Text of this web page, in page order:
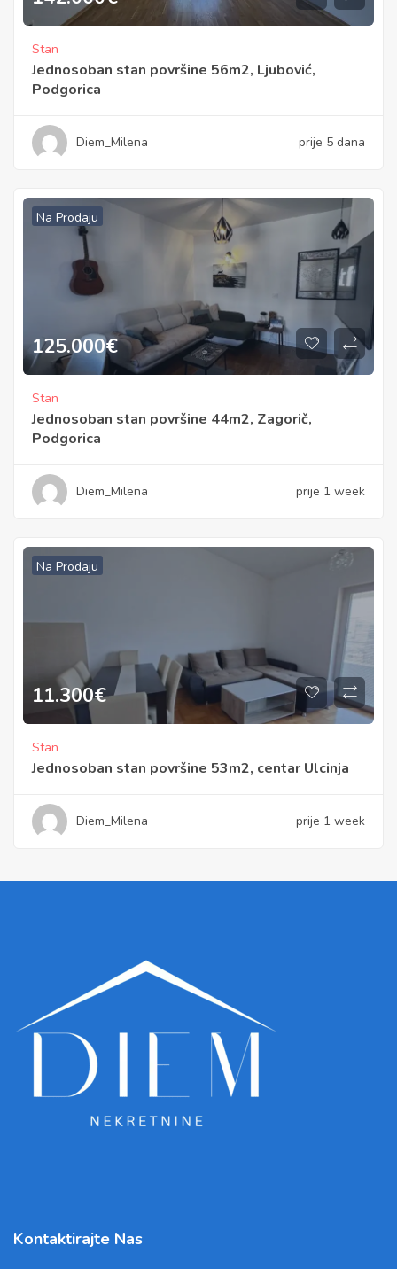
Stan
Jednosoban stan površine 56m2, Ljubović,
Podgorica
Diem_Milena prije 5 dana
Na Prodaju
125.000€
Stan
Jednosoban stan površine 44m2, Zagorič,
Podgorica
Diem_Milena prije 1 week
Na Prodaju
11.300€
Stan
Jednosoban stan površine 53m2, centar Ulcinja
Diem_Milena prije 1 week
Kontaktirajte Nas